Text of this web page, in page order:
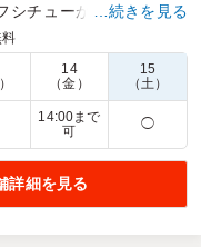
シチューが楽しめる洋
お弁当をご用意。
648円～3,500円
原支店
たところ、くるめし
…続きを見る
14
（金）
15
（土）
14:00まで
可
◯
詳細を見る